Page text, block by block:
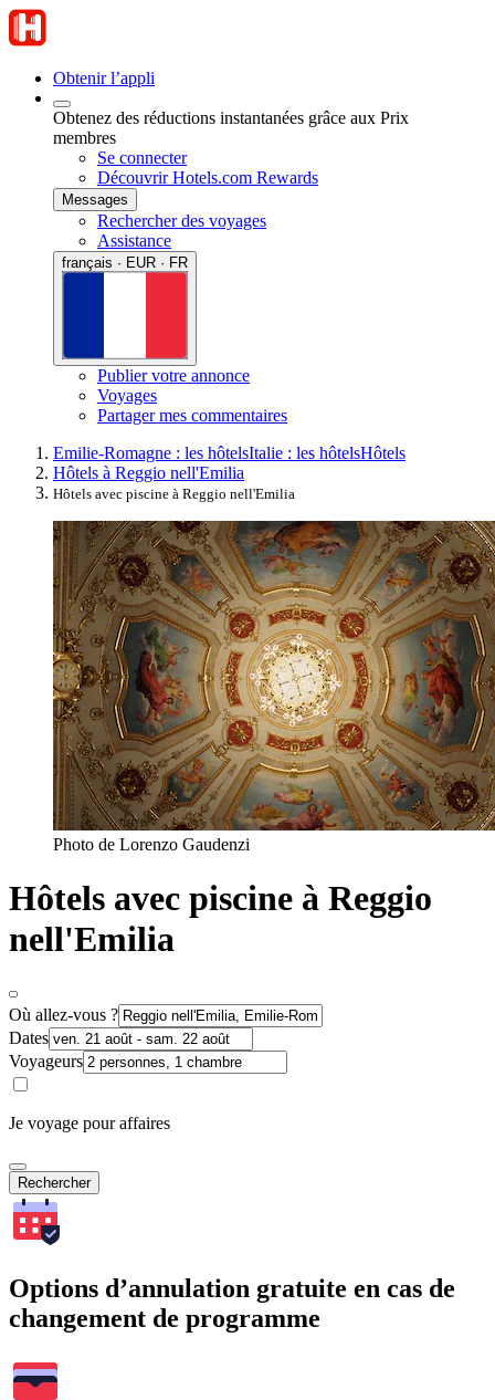
Obtenir l’appli
Obtenez des réductions instantanées grâce aux Prix
membres
Se connecter
Découvrir Hotels.com Rewards
Messages
Rechercher des voyages
Assistance
français · EUR · FR
Publier votre annonce
Voyages
Partager mes commentaires
Emilie-Romagne : les hôtelsItalie : les hôtelsHôtels
Hôtels à Reggio nell'Emilia
Hôtels avec piscine à Reggio nell'Emilia
Photo de Lorenzo Gaudenzi
Hôtels avec piscine à Reggio
nell'Emilia
Où allez-vous ?
Dates
Voyageurs
Je voyage pour affaires
Rechercher
Options d’annulation gratuite en cas de
changement de programme